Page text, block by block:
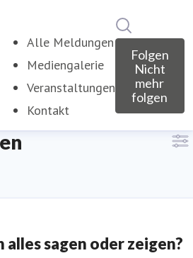
Alle Meldungen
Mediengalerie
Veranstaltungen
Kontakt
Folgen
Nicht
mehr
folgen
sagen oder zeigen?